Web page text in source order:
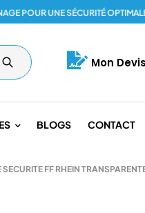
UNE SÉCURITÉ OPTIMALE.
Mon Devis
BLOGS CONTACT
SECURITE FF RHEIN